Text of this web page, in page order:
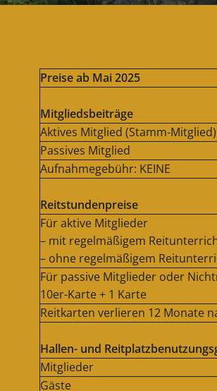
Preise ab Mai 2025
Mitgliedsbeiträge
Aktives Mitglied (Stamm-Mitglied)
Passives Mitglied
Aufnahmegebühr: KEINE
Reitstundenpreise
Für aktive Mitglieder
– mit regelmäßigem
– ohne regelmäßigem
Für passive Mitglieder oder
10er-Karte + 1 Karte
Reitkarten verlieren 12 Monate
Hallen- und
Mitglieder
Gäste